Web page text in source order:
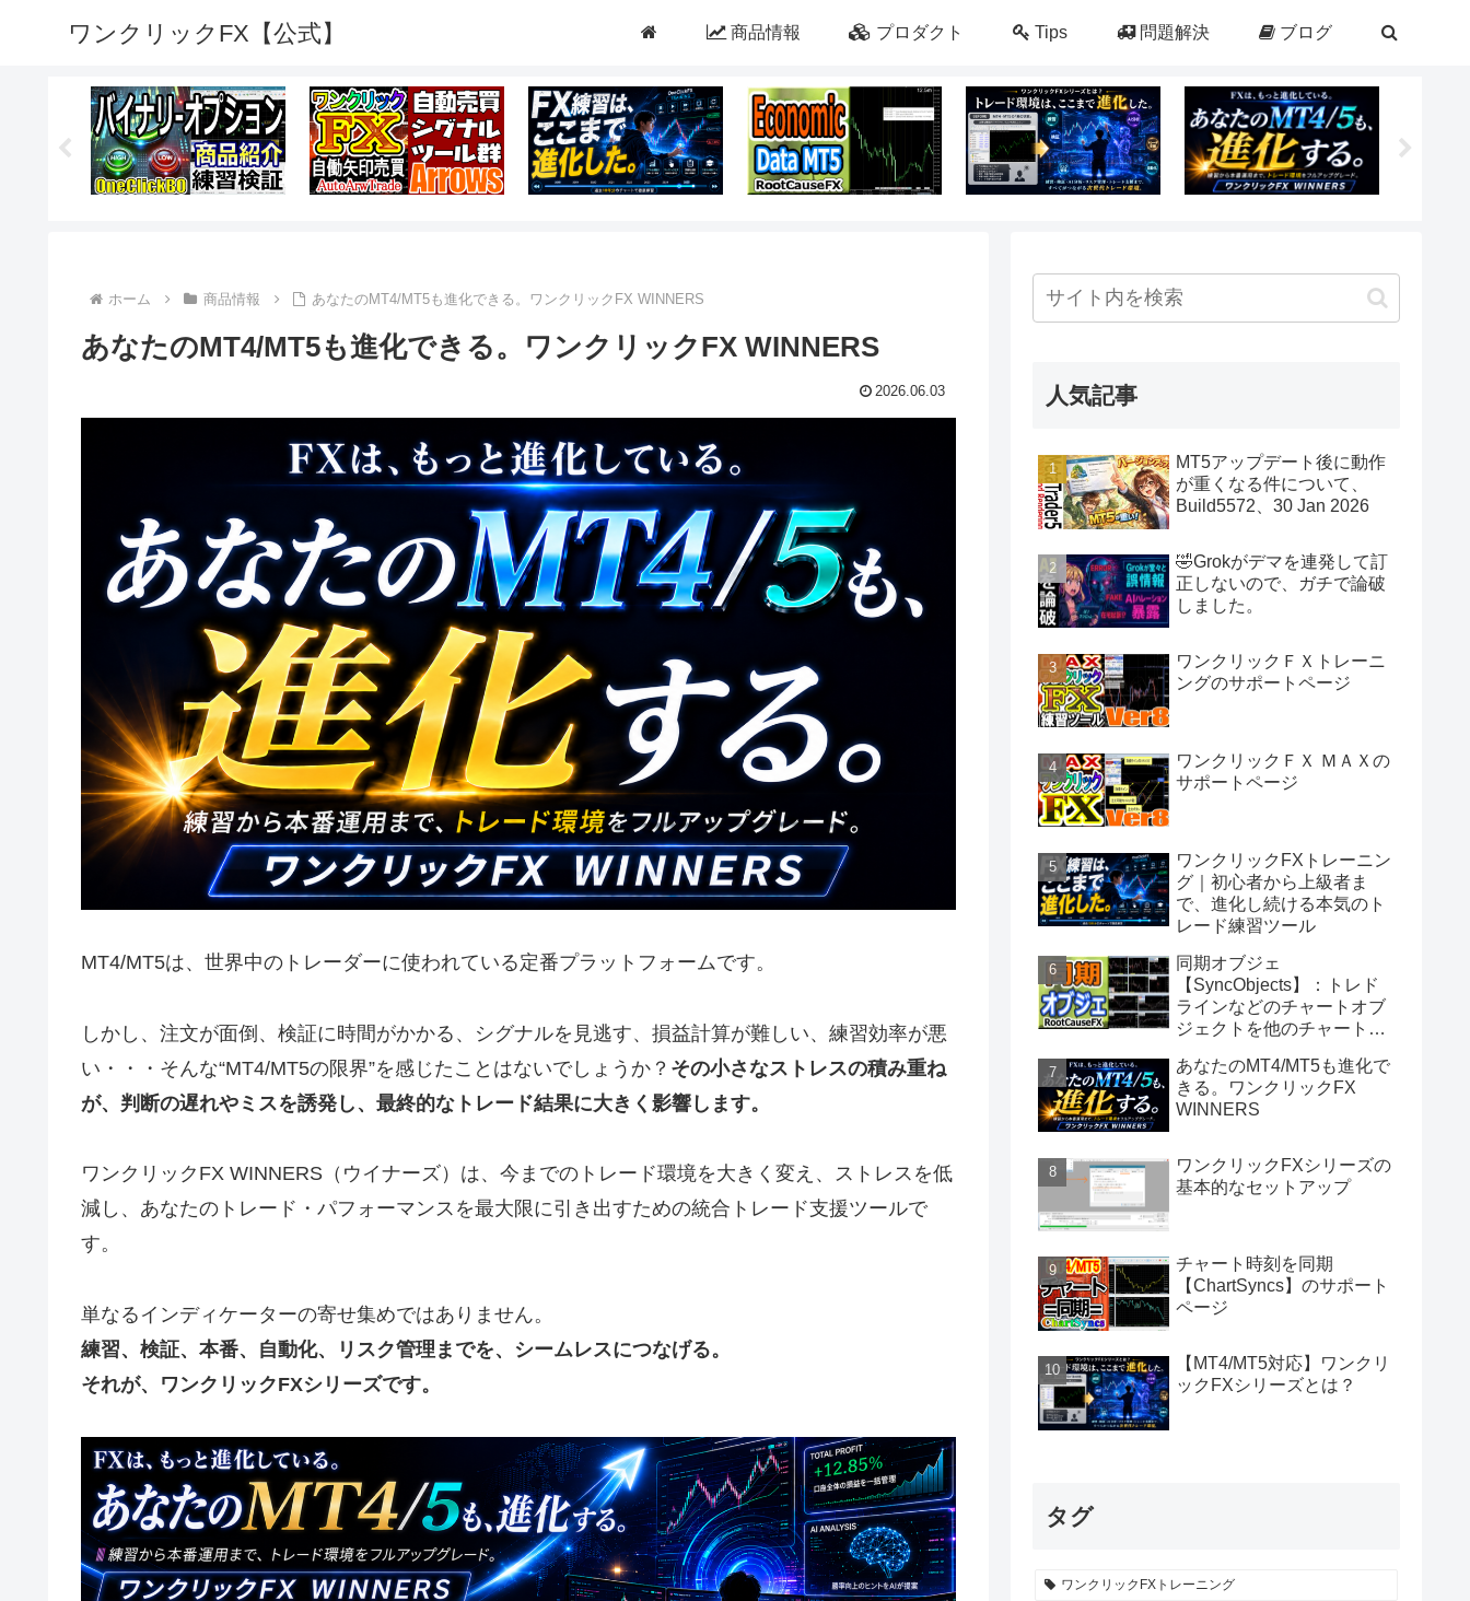
ワンクリックFX【公式】 商品情報 プロダクト Tips 問題解決 ブログ
ホーム 商品情報 あなたのMT4/MT5も進化できる。ワンクリックFX WINNERS
あなたのMT4/MT5も進化できる。ワンクリックFX WINNERS
2026.06.03
MT4/MT5は、世界中のトレーダーに使われている定番プラットフォームです。
しかし、注文が面倒、検証に時間がかかる、シグナルを見逃す、損益計算が難しい、練習効率が悪
い・・・そんな“MT4/MT5の限界”を感じたことはないでしょうか？ その小さなストレスの積み重ね
が、判断の遅れやミスを誘発し、最終的なトレード結果に大きく影響します。
ワンクリックFX WINNERS（ウイナーズ）は、今までのトレード環境を大きく変え、ストレスを低
減し、あなたのトレード・パフォーマンスを最大限に引き出すための統合トレード支援ツールで
す。
単なるインディケーターの寄せ集めではありません。
練習、検証、本番、自動化、リスク管理までを、シームレスにつなげる。
それが、ワンクリックFXシリーズです。
人気記事
MT5アップデート後に動作
が重くなる件について、
Build5572、30 Jan 2026
🤣Grokがデマを連発して訂
正しないので、ガチで論破
しました。
ワンクリックＦＸトレーニ
ングのサポートページ
ワンクリックＦＸ ＭＡＸの
サポートページ
ワンクリックFXトレーニン
グ｜初心者から上級者ま
で、進化し続ける本気のト
レード練習ツール
同期オブジェ
【SyncObjects】：トレド
ラインなどのチャートオブ
ジェクトを他のチャートに
あなたのMT4/MT5も進化で
きる。ワンクリックFX
WINNERS
ワンクリックFXシリーズの
基本的なセットアップ
チャート時刻を同期
【ChartSyncs】のサポート
ページ
【MT4/MT5対応】ワンクリ
ックFXシリーズとは？
タグ
ワンクリックFXトレーニング